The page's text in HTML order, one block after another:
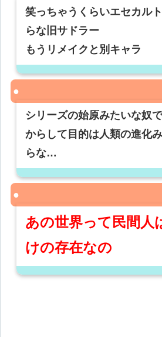
笑っちゃうくらいエセカル
らな旧サドラー
もうリメイクと別キャラ
シリーズの始原みたいな奴
からして目的は人類の進化
らな…
あの世界って民間人
けの存在なの